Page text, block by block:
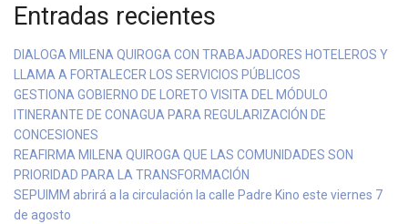
Entradas recientes
DIALOGA MILENA QUIROGA CON TRABAJADORES HOTELEROS Y
LLAMA A FORTALECER LOS SERVICIOS PÚBLICOS
GESTIONA GOBIERNO DE LORETO VISITA DEL MÓDULO
ITINERANTE DE CONAGUA PARA REGULARIZACIÓN DE
CONCESIONES
REAFIRMA MILENA QUIROGA QUE LAS COMUNIDADES SON
PRIORIDAD PARA LA TRANSFORMACIÓN
SEPUIMM abrirá a la circulación la calle Padre Kino este viernes 7
de agosto